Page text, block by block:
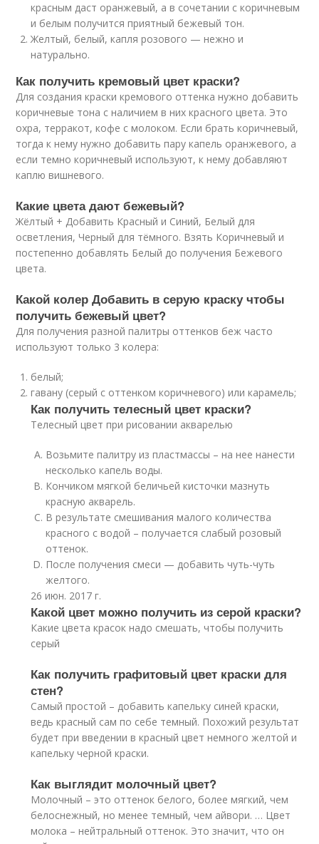
красным даст оранжевый, а в сочетании с коричневым
и белым получится приятный бежевый тон.
Желтый, белый, капля розового — нежно и
натурально.
Как получить кремовый цвет краски?
Для создания краски кремового оттенка нужно добавить
коричневые тона с наличием в них красного цвета. Это
охра, терракот, кофе с молоком. Если брать коричневый,
тогда к нему нужно добавить пару капель оранжевого, а
если темно коричневый используют, к нему добавляют
каплю вишневого.
Какие цвета дают бежевый?
Жёлтый + Добавить Красный и Синий, Белый для
осветления, Черный для тёмного. Взять Коричневый и
постепенно добавлять Белый до получения Бежевого
цвета.
Какой колер Добавить в серую краску чтобы
получить бежевый цвет?
Для получения разной палитры оттенков беж часто
используют только 3 колера:
белый;
гавану (серый с оттенком коричневого) или карамель;
Как получить телесный цвет краски?
Телесный цвет при рисовании акварелью
Возьмите палитру из пластмассы – на нее нанести
несколько капель воды.
Кончиком мягкой беличьей кисточки мазнуть
красную акварель.
В результате смешивания малого количества
красного с водой – получается слабый розовый
оттенок.
После получения смеси — добавить чуть-чуть
желтого.
26 июн. 2017 г.
Какой цвет можно получить из серой краски?
Какие цвета красок надо смешать, чтобы получить
серый
Как получить графитовый цвет краски для
стен?
Самый простой – добавить капельку синей краски,
ведь красный сам по себе темный. Похожий результат
будет при введении в красный цвет немного желтой и
капельку черной краски.
Как выглядит молочный цвет?
Молочный – это оттенок белого, более мягкий, чем
белоснежный, но менее темный, чем айвори. … Цвет
молока – нейтральный оттенок. Это значит, что он